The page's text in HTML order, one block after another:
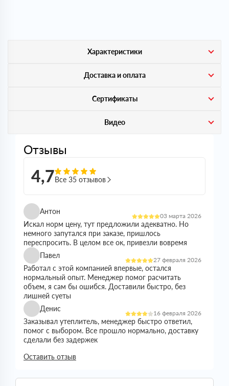
Характеристики
Доставка и оплата
Сертификаты
Видео
Отзывы
4,7Все 35 отзывов
Антон
03 марта 2026
Искал норм цену, тут предложили адекватно. Но
немного запутался при заказе, пришлось
переспросить. В целом все ок, привезли вовремя
Павел
27 февраля 2026
Работал с этой компанией впервые, остался
нормальный опыт. Менеджер помог расчитать
объем, я сам бы ошибся. Доставили быстро, без
лишней суеты
Денис
16 февраля 2026
Заказывал утеплитель, менеджер быстро ответил,
помог с выбором. Все прошло нормально, доставку
сделали без задержек
Оставить отзыв